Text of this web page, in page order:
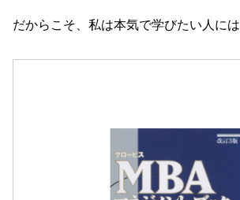
だからこそ、私は本気で学びたい人には